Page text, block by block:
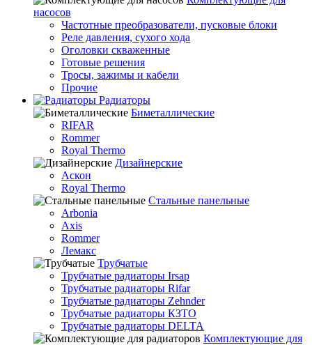
насосов
Частотные преобразователи, пусковые блоки
Реле давления, сухого хода
Оголовки скваженные
Готовые решения
Тросы, зажимы и кабели
Прочие
Радиаторы
Биметаллические
RIFAR
Rommer
Royal Thermo
Дизайнерские
Аскон
Royal Thermo
Стальные панельные
Arbonia
Axis
Rommer
Лемакс
Трубчатые
Трубчатые радиаторы Irsap
Трубчатые радиаторы Rifar
Трубчатые радиаторы Zehnder
Трубчатые радиаторы КЗТО
Трубчатые радиаторы DELTA
Комплектующие для